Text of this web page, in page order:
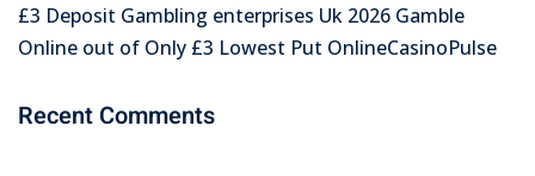
£3 Deposit Gambling enterprises Uk 2026 Gamble
Online out of Only £3 Lowest Put OnlineCasinoPulse
Recent Comments